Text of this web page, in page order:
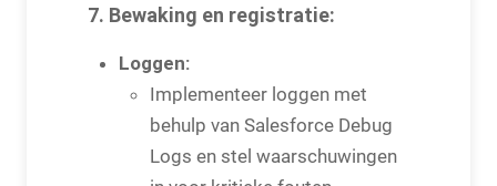
7. Bewaking en registratie:
Loggen:
Implementeer loggen met
behulp van Salesforce Debug
Logs en stel waarschuwingen